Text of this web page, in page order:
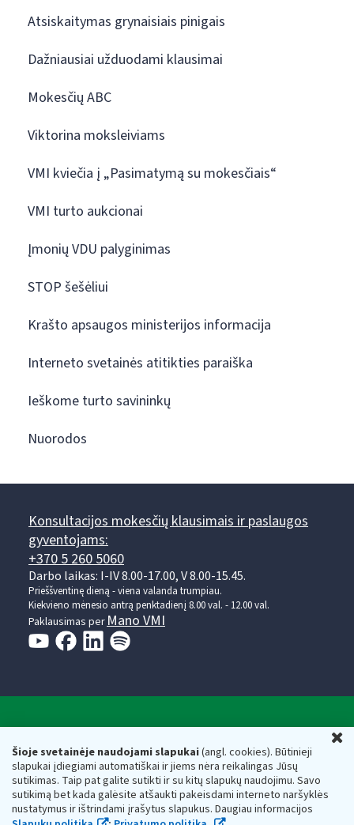
Šioje svetainėje naudojami slapukai(angl. cookies). Būtinieji
slapukai įdiegiami automatiškai ir jiems nėra reikalingas Jūsų
sutikimas. Taip pat galite sutikti ir su kitų slapukų naudojimu. Savo
sutikimą bet kada galėsite atšaukti pakeisdami interneto naršyklės
nustatymus ir ištrindami įrašytus slapukus. Daugiau informacijos
Atsiskaitymas grynaisiais pinigais
Dažniausiai užduodami klausimai
Mokesčių ABC
Viktorina moksleiviams
VMI kviečia į „Pasimatymą su mokesčiais“
VMI turto aukcionai
Įmonių VDU palyginimas
STOP šešėliui
Krašto apsaugos ministerijos informacija
Interneto svetainės atitikties paraiška
Ieškome turto savininkų
Nuorodos
Konsultacijos mokesčių klausimais ir paslaugos
gyventojams:
+370 5 260 5060
Darbo laikas: I-IV 8.00-17.00, V 8.00-15.45.
Prieššventinę dieną - viena valanda trumpiau.
Kiekvieno mėnesio antrą penktadienį 8.00 val. - 12.00 val.
Paklausimas per Mano VMI
Respublikos finansų ministerijos
Biudžetinė įstaiga. Juridinio asmens kodas — 188659752,
adresas: Vasario 16-osios g. 14, 01107 Vilnius, Lietuva, el.paštas:
vmi@vmi.lt, E. pristatymo dėžutės adresas 188659752
Duomenys apie Valstybinę mokesčių inspekciją prie Lietuvos